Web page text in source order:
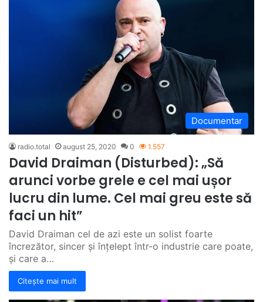
Documentar
radio.total august 25, 2020 0 1.557
David Draiman (Disturbed): „Să
arunci vorbe grele e cel mai ușor
lucru din lume. Cel mai greu este să
faci un hit”
David Draiman cel de azi este un solist foarte
încrezător, sincer și înțelept într-o industrie care poate,
și care a…
Citește mai mult